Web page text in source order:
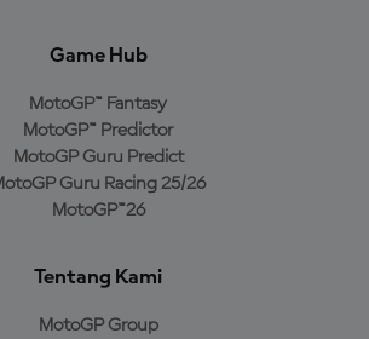
Game Hub
MotoGP™ Fantasy
MotoGP™ Predictor
MotoGP Guru Predict
Guru Racing 25/26
MotoGP™26
Tentang Kami
MotoGP Group